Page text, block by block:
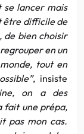
se lancer mais
être difficile de
de bien choisir
en un
tout en
, insiste
on a des
fait une prépa,
pas mon cas.